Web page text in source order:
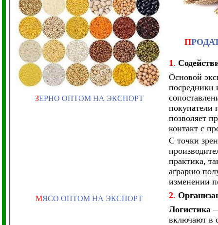
ЗЕРНО ОПТОМ НА ЭКСПОРТ
МЯСО ОПТОМ НА ЭКСПОРТ
П
1.
Основой
посредники
покупатели
позволяет
контакт с
С точки
практика,
аграрию
изменении
2.
Логистика
включают в